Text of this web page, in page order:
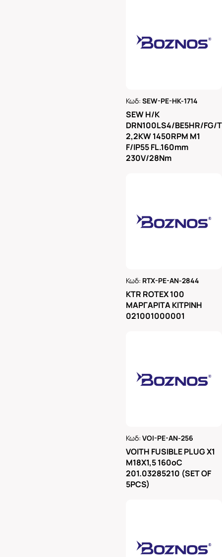
Κωδ:SEW-PE-HK-1714
SEW H/K
DRN100LS4/BE5HR/FG/
2,2KW 1450RPM M1
F/IP55 FL.160mm
230V/28Nm
Κωδ: RTX-PE-AN-2844
KTR ROTEX 100
ΜΑΡΓΑΡΙΤΑ ΚΙΤΡΙΝΗ
021001000001
Κωδ:VOI-PE-AN-256
VOITH FUSIBLE PLUG X1
M18X1,5 160oC
201.03285210 (SET OF
5PCS)